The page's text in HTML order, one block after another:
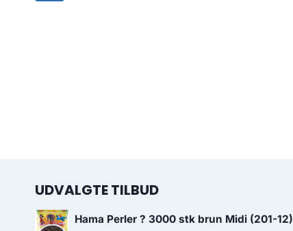
UDVALGTE TILBUD
Hama Perler ? 3000 stk brun Midi (201-12)